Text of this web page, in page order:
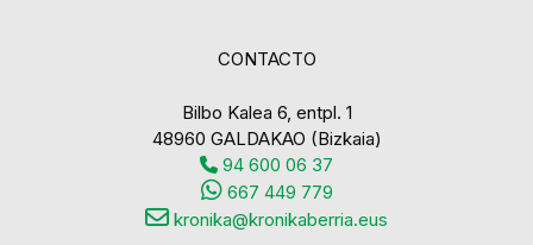
CONTACTO
Bilbo Kalea 6, entpl. 1
48960 GALDAKAO (Bizkaia)
94 600 06 37
667 449 779
kronika@kronikaberria.eus